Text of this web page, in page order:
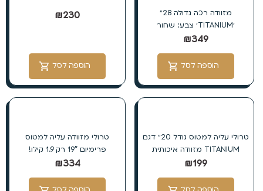
מזוודה רכה גדולה 28״
׳TITANIUM׳ צבע: שחור
₪349
הוספה לסל
₪230
הוספה לסל
טרולי עליה למטוס גודל 20״ דגם
TITANIUM מזוודה איכותית
₪199
טרולי מזוודה עליה למטוס
פרימיום 19″ רק 1.9 קילו!
₪334